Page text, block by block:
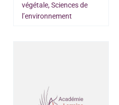
végétale, Sciences de
l’environnement